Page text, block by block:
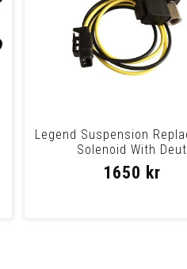
Legend Suspension
Solenoid With Deut
1650 kr